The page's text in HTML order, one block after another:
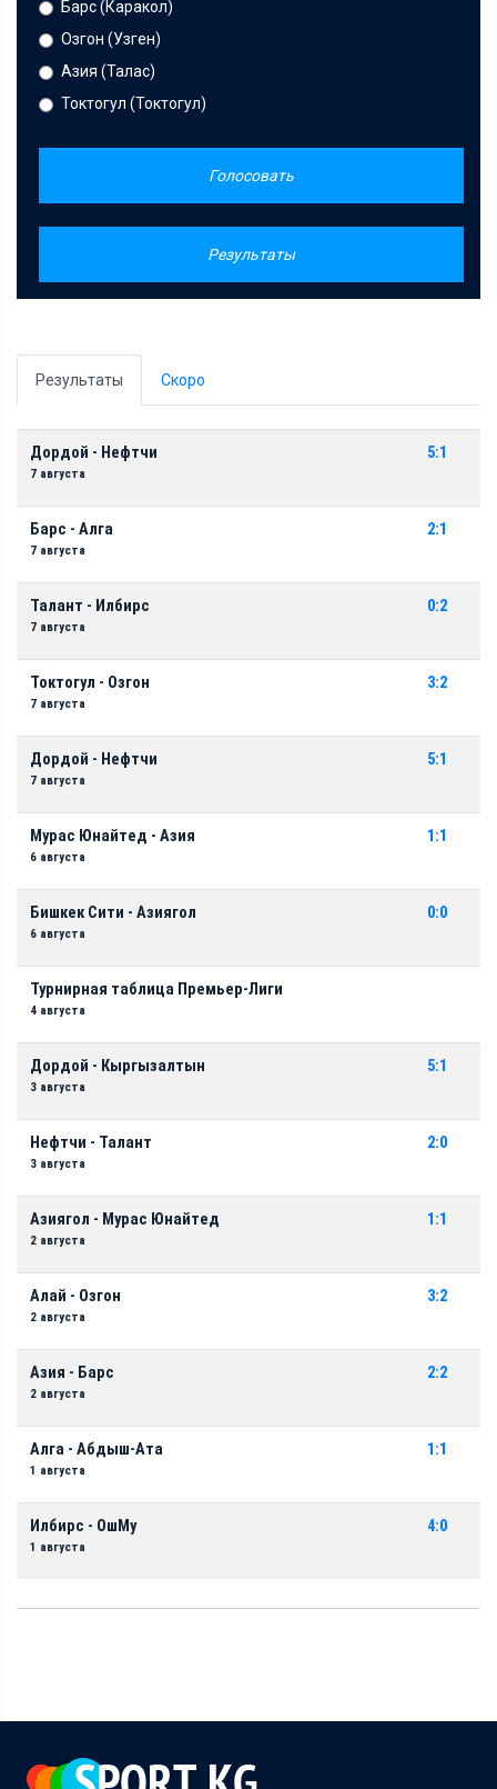
Барс (Каракол)
Озгон (Узген)
Азия (Талас)
Токтогул (Токтогул)
Голосовать
Результаты
Результаты Скоро
Дордой - Нефтчи
7 августа
5:1
Барс - Алга
7 августа
2:1
Талант - Илбирс
7 августа
0:2
Токтогул - Озгон
7 августа
3:2
Дордой - Нефтчи
7 августа
5:1
Мурас Юнайтед - Азия
6 августа
1:1
Бишкек Сити - Азиягол
6 августа
0:0
Турнирная таблица Премьер-Лиги
4 августа
Дордой - Кыргызалтын
3 августа
5:1
Нефтчи - Талант
3 августа
2:0
Азиягол - Мурас Юнайтед
2 августа
1:1
Алай - Озгон
2 августа
3:2
Азия - Барс
2 августа
2:2
Алга - Абдыш-Ата
1 августа
1:1
Илбирс - ОшМу
1 августа
4:0